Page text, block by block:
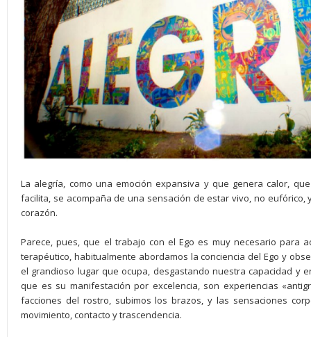
La alegría, como una emoción expansiva y que genera calor,
facilita, se acompaña de una sensación de estar vivo, no
corazón.
Parece, pues, que el trabajo con el Ego es muy necesario para
terapéutico, habitualmente abordamos la conciencia del Ego y
el grandioso lugar que ocupa, desgastando nuestra capacidad y
que es su manifestación por excelencia, son experiencias
facciones del rostro, subimos los brazos, y las sensaciones
movimiento, contacto y trascendencia.